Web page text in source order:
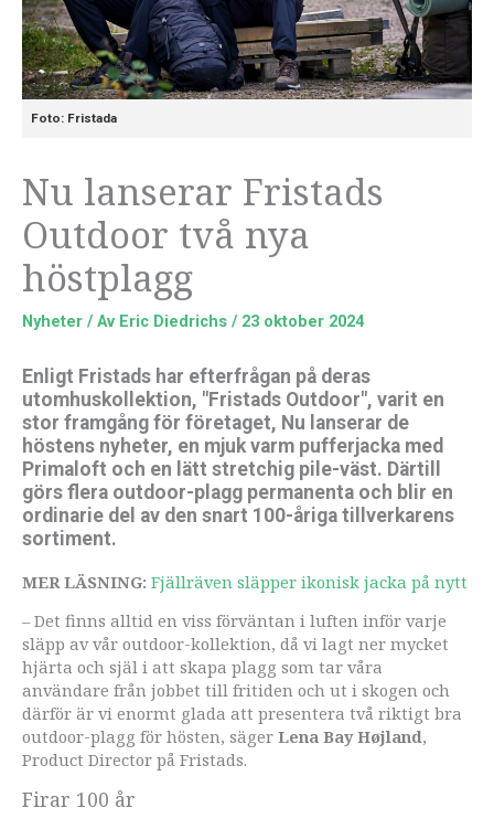
Foto: Fristada
Nu lanserar Fristads
Outdoor två nya
höstplagg
Nyheter / Av Eric Diedrichs / 23 oktober 2024
Enligt Fristads har efterfrågan på deras
utomhuskollektion, "Fristads Outdoor", varit en
stor framgång för företaget, Nu lanserar de
höstens nyheter, en mjuk varm pufferjacka med
Primaloft och en lätt stretchig pile-väst. Därtill
görs flera outdoor-plagg permanenta och blir en
ordinarie del av den snart 100-åriga tillverkarens
sortiment.
MER LÄSNING: Fjällräven släpper ikonisk jacka på nytt
– Det finns alltid en viss förväntan i luften inför varje
släpp av vår outdoor-kollektion, då vi lagt ner mycket
hjärta och själ i att skapa plagg som tar våra
användare från jobbet till fritiden och ut i skogen och
därför är vi enormt glada att presentera två riktigt bra
outdoor-plagg för hösten, säger Lena Bay Højland,
Product Director på Fristads.
Firar 100 år